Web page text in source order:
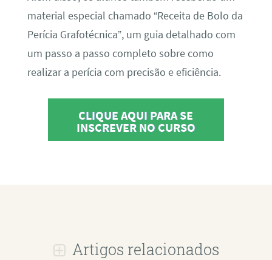
material especial chamado “Receita de Bolo da
Perícia Grafotécnica”, um guia detalhado com
um passo a passo completo sobre como
realizar a perícia com precisão e eficiência.
CLIQUE AQUI PARA SE
INSCREVER NO CURSO
Artigos relacionados